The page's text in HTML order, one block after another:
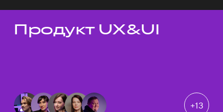
Темы докладов
Продукт UX&UI
+13